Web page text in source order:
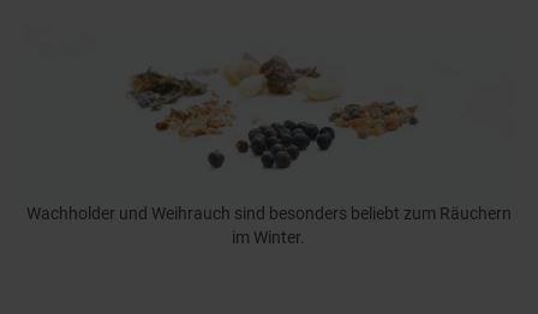
Wachholder und Weihrauch sind besonders beliebt zum Räuchern
im Winter.